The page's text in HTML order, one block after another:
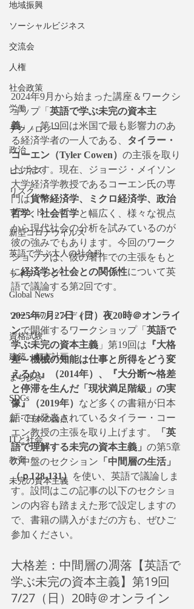
地域振興
ソーシャルビジネス
交流会
人権
社会政策
労働
テクノロジー
政治
ビジネス
リスク
ブランド
新型コロナウイルス
英語で学ぶ大人の社会科
ライティング
Global News
ソーシャル・メディア
資格試験
建築・都市計画
まち歩き
SDGs
新・日本の論点
ITと社会
教育
未完の資本主義
2024年9月から始まった講座＆ワークシ
ョップ「 英語で学ぶ未完の資本主
義」。第19回は米国で最も影響力のあ
る経済学者の一人である、
タイラー・
コーエン（Tyler Cowen） の主張を取り
上げます。現在、ジョージ・メイソン
大学経済学教授であるコーエン氏の専
門は貨幣経済学、ミクロ経済学、政治
哲学、社会哲学と幅広く、様々な視点
から現代社会の分析を試みているのが
彼の強みでもあります。今回のワーク
ショップは、彼の著作での主張をもと
に経済学と社会との関係性について英
語で議論する第2回です。
2025年7月27日（日）夜20時＠オンライ
ンで開催するワークショップ「 英語で
学ぶ未完の資本主義 」第19回は 『大格
差～機械の知能は仕事と所得をどう変
えるか』（2014年）、『大分断〜格差
と停滞を生んだ「現状満足階級」の実
像』（2019年） など多くの書籍が日本
語でも発表されているタイラー・コー
エン教授の主張を取り上げます。
「英
語で理解する未完の資本主義」 の第5章
の中盤のセクション 「中間層の生活」
（ｐ128-131） を使い、英語で議論しま
す。設問はこの記事の以下のセクショ
ンの内容も踏まえた形で設定しますの
で、書籍の購入がまだの方も、ぜひご
参加ください。
大格差：中間層の凋落【英語で
学ぶ未完の資本主義】第19回
7/27（日）20時＠オンライン